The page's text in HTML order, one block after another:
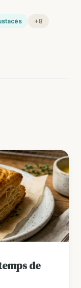
+8
de